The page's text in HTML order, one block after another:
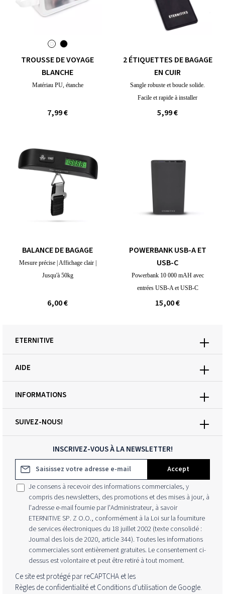
TROUSSE DE VOYAGE
BLANCHE
Matériau PU, étanche
7,99 €
2 ÉTIQUETTES DE BAGAGE
EN CUIR
Sangle robuste et boucle solide.
Facile et rapide à installer
5,99 €
BALANCE DE BAGAGE
Mesure précise | Affichage clair |
Jusqu'à 50kg
6,00 €
POWERBANK USB-A ET
USB-C
Powerbank 10 000 mAH avec
entrées USB-A et USB-C
15,00 €
INSCRIVEZ-VOUS À LA NEWSLETTER!
Adresse e-mail*
Accept
Je consens à recevoir des informations commerciales, y
compris des newsletters, des promotions et des mises à jour, à
l'adresse e-mail fournie par l'Administrateur, à savoir
ETERNITIVE SP. Z O.O., conformément à la Loi sur la fourniture
de services électroniques du 18 juillet 2002 (texte consolidé :
Journal des lois de 2020, article 344). Toutes les informations
commerciales sont entièrement gratuites. Le consentement ci-
dessus est volontaire et peut être retiré à tout moment.
Ce site est protégé par reCAPTCHA et les
Règles de confidentialitéetConditions d'utilisation de Google.
SUIVEZ-NOUS!
ETERNITIVE
AIDE
INFORMATIONS